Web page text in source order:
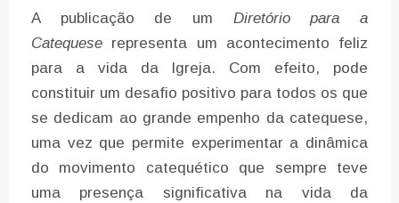
A publicação de um Diretório para a
Catequese representa um acontecimento feliz
para a vida da Igreja. Com efeito, pode
constituir um desafio positivo para todos os que
se dedicam ao grande empenho da catequese,
uma vez que permite experimentar a dinâmica
do movimento catequético que sempre teve
uma presença significativa na vida da